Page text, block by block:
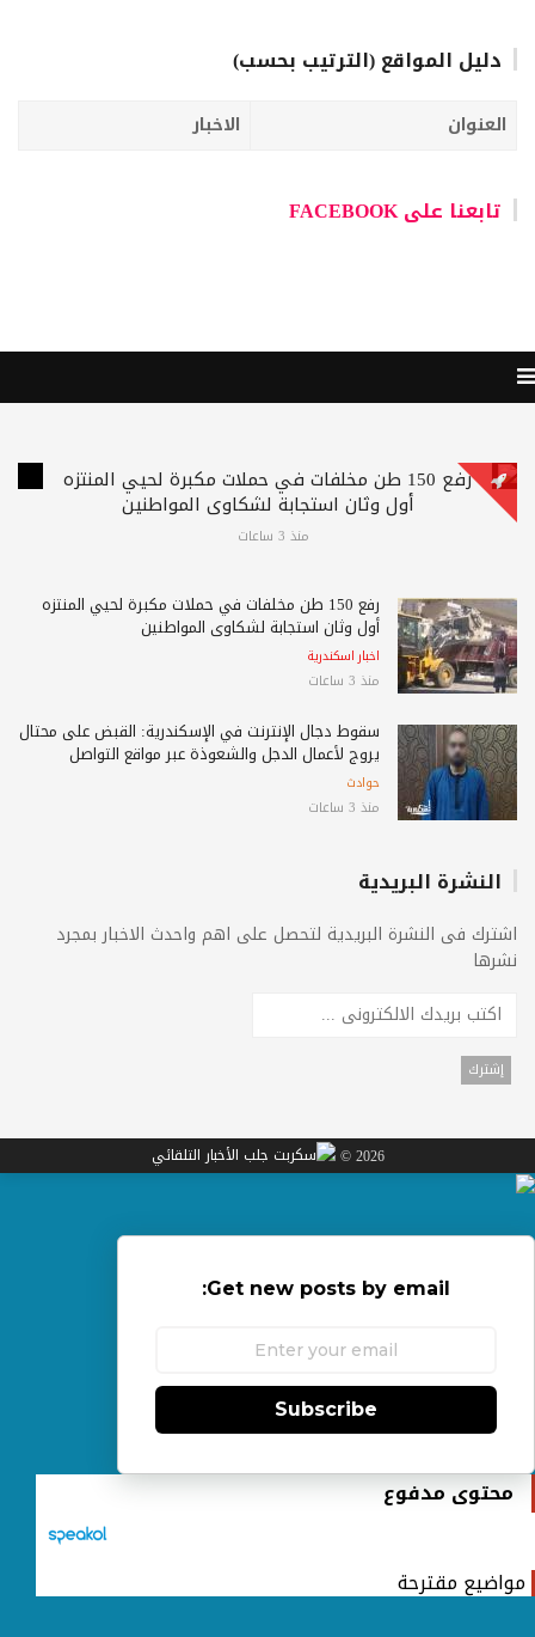
دليل المواقع (الترتيب بحسب)
العنوان الاخبار
تابعنا على FACEBOOK
رفع 150 طن مخلفات في حملات مكبرة لحيي المنتزه
أول وثان استجابة لشكاوى المواطنين
منذ 3 ساعات
رفع 150 طن مخلفات في حملات مكبرة لحيي المنتزه
أول وثان استجابة لشكاوى المواطنين
اخبار اسكندرية
منذ 3 ساعات
سقوط دجال الإنترنت في الإسكندرية: القبض على محتال
يروج لأعمال الدجل والشعوذة عبر مواقع التواصل
حوادث
منذ 3 ساعات
النشرة البريدية
اشترك فى النشرة البريدية لتحصل على اهم واحدث الاخبار بمجرد
نشرها
2026 ©
Get new posts by email:
Subscribe
محتوى مدفوع
مواضيع مقترحة